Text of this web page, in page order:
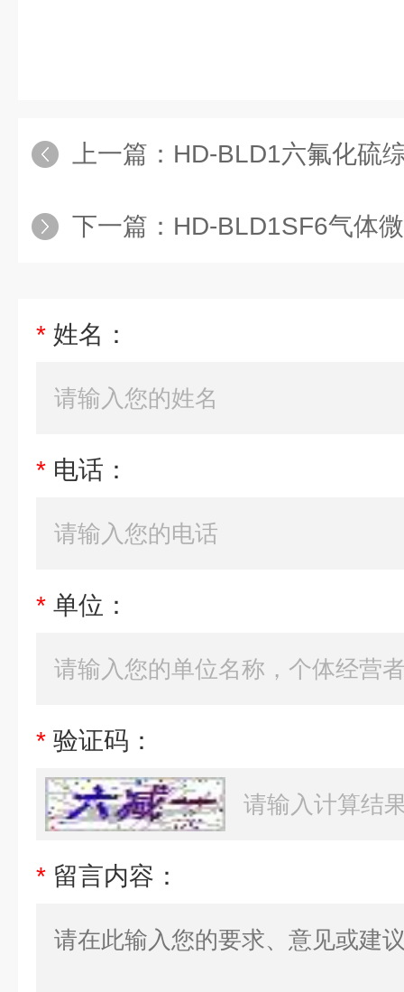
上一篇： HD-BLD1六氟化硫
下一篇： HD-BLD1SF6气体
* 姓名：
* 电话：
* 单位：
* 验证码：
* 留言内容：